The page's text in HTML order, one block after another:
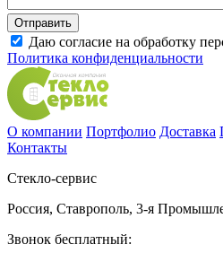
Даю согласие на обработку
Политика конфиденциальности
О компании Портфолио Доставка
Контакты
Стекло-сервис
Россия, Ставрополь, 3-я
Звонок бесплатный: